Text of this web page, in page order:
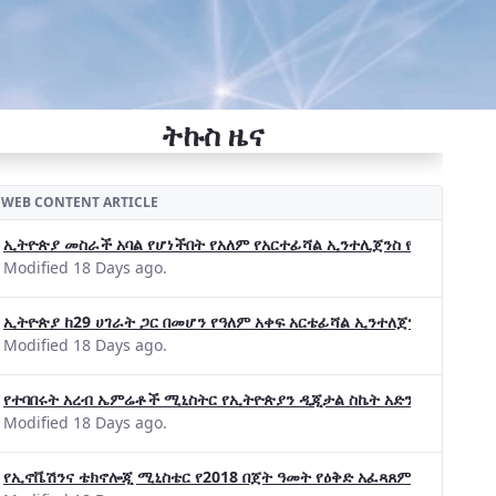
ትኩስ ዜና
WEB CONTENT ARTICLE
ኢትዮጵያ መስራች አባል የሆነችበት የአለም የአርተፊሻል ኢንተሊጀንስ የትብብር
Modified 18 Days ago.
ኢትዮጵያ ከ29 ሀገራት ጋር በመሆን የዓለም አቀፍ አርቴፊሻል ኢንተለጀንስ ትብብር
Modified 18 Days ago.
የተባበሩት አረብ ኤምሬቶች ሚኒስትር የኢትዮጵያን ዲጂታል ስኬት አድንቀዋል
Modified 18 Days ago.
የኢኖቬሽንና ቴክኖሎጂ ሚኒስቴር የ2018 በጀት ዓመት የዕቅድ አፈጻጸምና የቀጣይ